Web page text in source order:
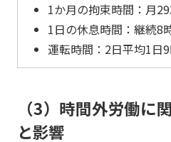
1か月の拘束時間：月
1日の休息時間：継続8
運転時間：2日平均1日
（3）時間外労働に
と影響